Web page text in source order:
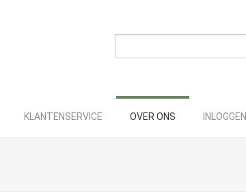
KLANTENSERVICE OVER ONS INLOGGEN